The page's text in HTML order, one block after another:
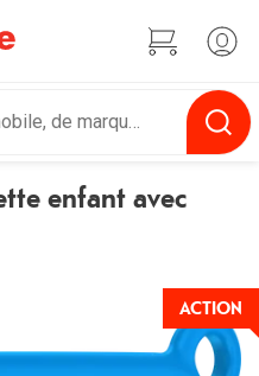
enfant avec
ACTION